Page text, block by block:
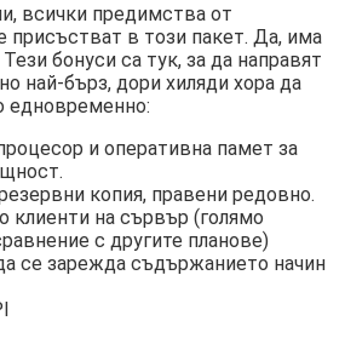
всички предимства от
присъстват в този пакет. Да, има
бонуси са тук, за да направят
най-бърз, дори хиляди хора да
едновременно:
и оперативна памет за
копия, правени редовно.
клиенти на сървър (голямо
с другите планове)
се зарежда съдържанието начин